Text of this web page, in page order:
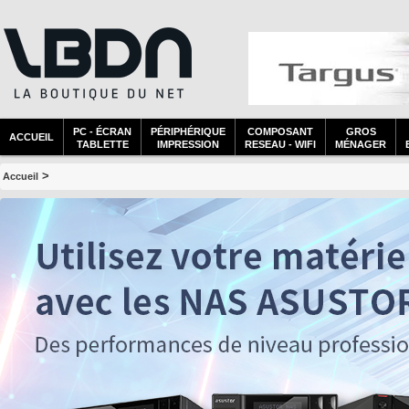
ACCUEIL
PC - ÉCRAN
TABLETTE
PÉRIPHÉRIQUE
IMPRESSION
COMPOSANT
RESEAU - WIFI
GROS
MÉNAGER
Accueil >